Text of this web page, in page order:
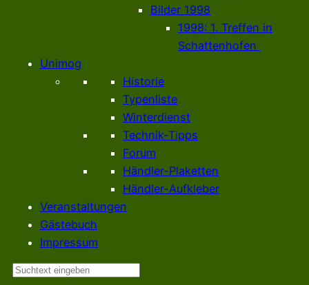
Bilder 1998
1998: 1. Treffen in
Schattenhofen
Unimog
Historie
Typenliste
Winterdienst
Technik-Tipps
Forum
Händler-Plaketten
Händler-Aufkleber
Veranstaltungen
Gästebuch
Impressum
Suchen